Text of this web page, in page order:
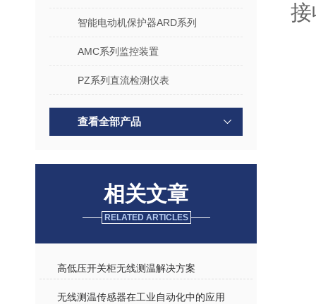
智能电动机保护器ARD系列
AMC系列监控装置
PZ系列直流检测仪表
查看全部产品
相关文章
RELATED ARTICLES
高低压开关柜无线测温解决方案
无线测温传感器在工业自动化中的应用